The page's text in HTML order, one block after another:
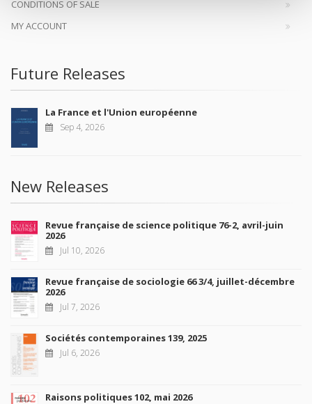
CONDITIONS OF SALE
MY ACCOUNT
Future Releases
La France et l'Union européenne
Sep 4, 2026
New Releases
Revue française de science politique 76-2, avril-juin
2026
Jul 10, 2026
Revue française de sociologie 66 3/4, juillet-décembre
2026
Jul 7, 2026
Sociétés contemporaines 139, 2025
Jul 6, 2026
Raisons politiques 102, mai 2026